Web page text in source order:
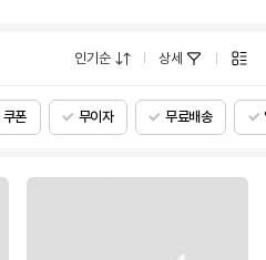
인기순 상세
쿠폰 무이자 무료배송